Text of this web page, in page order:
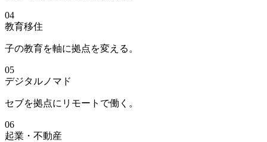
04
教育移住
子の教育を軸に拠点を変える。
05
デジタルノマド
セブを拠点にリモートで働く。
06
起業・不動産